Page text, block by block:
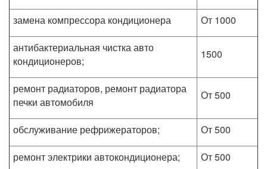
замена компрессора кондиционера
От 1000
антибактериальная чистка авто
кондиционеров;
1500
ремонт радиаторов, ремонт радиатора
печки автомобиля
От 500
обслуживание рефрижераторов;
От 500
ремонт электрики автокондиционера;
От 500